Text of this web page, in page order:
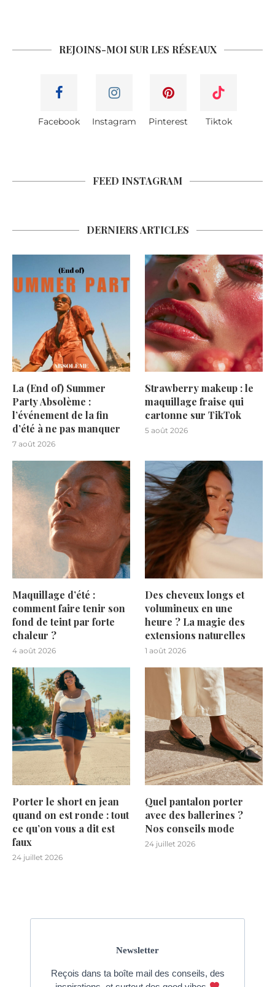
REJOINS-MOI SUR LES RÉSEAUX
Facebook Instagram Pinterest Tiktok
FEED INSTAGRAM
DERNIERS ARTICLES
La (End of) Summer
Party Absolème :
l’événement de la fin
d’été à ne pas manquer
7 août 2026
Strawberry makeup : le
maquillage fraise qui
cartonne sur TikTok
5 août 2026
Maquillage d’été :
comment faire tenir son
fond de teint par forte
chaleur ?
4 août 2026
Des cheveux longs et
volumineux en une
heure ? La magie des
extensions naturelles
1 août 2026
Porter le short en jean
quand on est ronde : tout
ce qu’on vous a dit est
faux
24 juillet 2026
Quel pantalon porter
avec des ballerines ?
Nos conseils mode
24 juillet 2026
Newsletter
Reçois dans ta boîte mail des conseils, des